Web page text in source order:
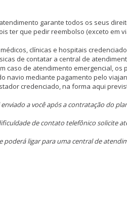
garante todos os seus
ter que pedir reembolso (exceto em
clínicas e hospitais
de contatar a central de
de atendimento emergencial,
navio mediante pagamento pelo
credenciado, na forma aqui
a você após a contratação do
de contato telefônico solicite
ligar para uma central de